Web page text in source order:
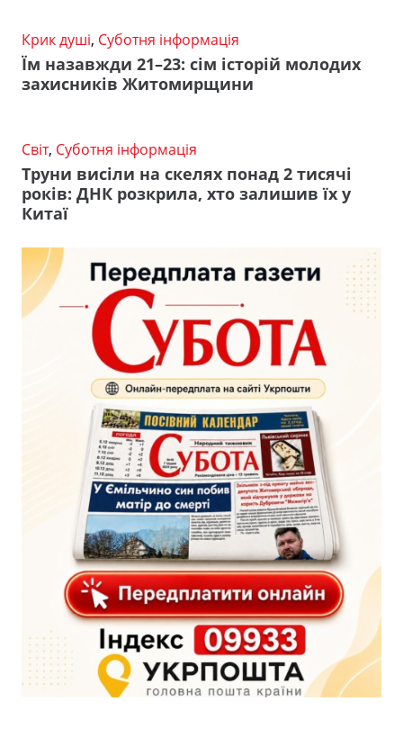
Крик душі, Суботня інформація
Їм назавжди 21–23: сім історій молодих
захисників Житомирщини
Світ, Суботня інформація
Труни висіли на скелях понад 2 тисячі
років: ДНК розкрила, хто залишив їх у
Китаї